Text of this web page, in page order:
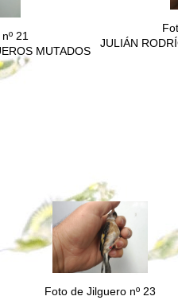
21
MUTADOS
JULIÁN
Foto de Jilguero nº 23